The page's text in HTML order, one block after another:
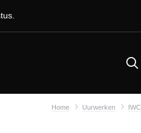
Home Uurwerken IWC